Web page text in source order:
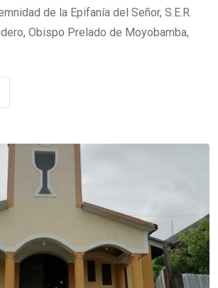
de la Epifanía del Señor, S.E.R.
Obispo Prelado de Moyobamba,